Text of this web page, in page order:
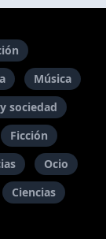
Música
sociedad
Ficción
Ocio
Ciencias